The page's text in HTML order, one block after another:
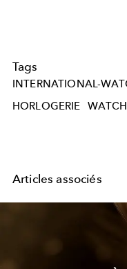
Tags
INTERNATIONAL-
HORLOGERIE
Articles associés